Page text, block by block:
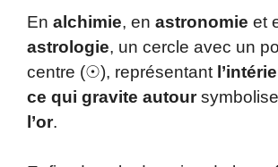
En alchimie, en astronomie et
astrologie, un cercle avec un
centre (☉), représentant
ce qui gravite autour
l’or.